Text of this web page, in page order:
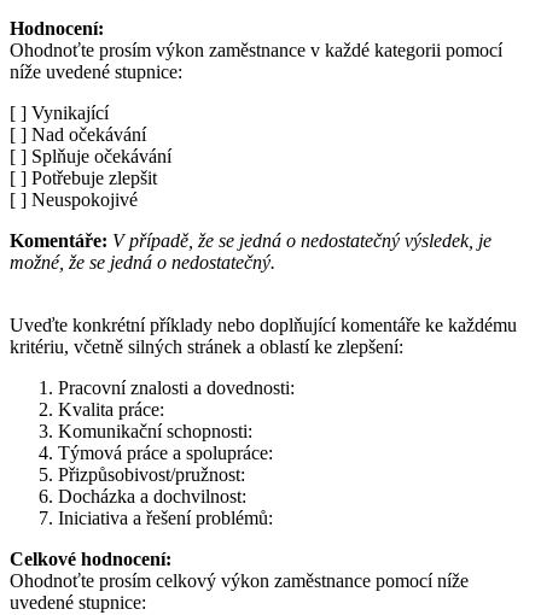
Hodnocení:
Ohodnoťte prosím výkon zaměstnance v každé kategorii pomocí
níže uvedené stupnice:
[ ] Vynikající
[ ] Nad očekávání
[ ] Splňuje očekávání
[ ] Potřebuje zlepšit
[ ] Neuspokojivé
Komentáře: V případě, že se jedná o nedostatečný výsledek, je
možné, že se jedná o nedostatečný.
Uveďte konkrétní příklady nebo doplňující komentáře ke každému
kritériu, včetně silných stránek a oblastí ke zlepšení:
Pracovní znalosti a dovednosti:
Kvalita práce:
Komunikační schopnosti:
Týmová práce a spolupráce:
Přizpůsobivost/pružnost:
Docházka a dochvilnost:
Iniciativa a řešení problémů:
Celkové hodnocení:
Ohodnoťte prosím celkový výkon zaměstnance pomocí níže
uvedené stupnice: